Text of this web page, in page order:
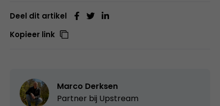
Deel dit artikel
Kopieer link
Marco Derksen
Partner bij Upstream